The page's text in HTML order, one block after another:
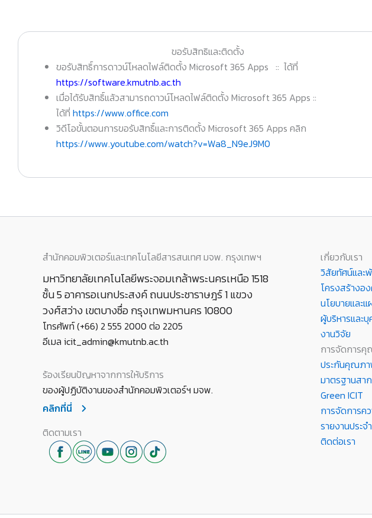
ขอรับสิทธิและติดตั้ง
ขอรับสิทธิ์การดาวน์โหลดไฟล์ติดตั้ง Microsoft 365 Apps :: ได้ที่
https://software.kmutnb.ac.th
เมื่อได้รับสิทธิ์แล้วสามารถดาวน์โหลดไฟล์ติดตั้ง Microsoft 365 Apps ::
ได้ที่ https://www.office.com
วิดีโอขั้นตอนการขอรับสิทธิ์และการติดตั้ง Microsoft 365 Apps คลิก
https://www.youtube.com/watch?v=Wa8_N9eJ9M0
สำนักคอมพิวเตอร์และเทคโนโลยีสารสนเทศ มจพ. กรุงเทพฯ
มหาวิทยาลัยเทคโนโลยีพระจอมเกล้าพระนครเหนือ 1518
ชั้น 5 อาคารอเนกประสงค์ ถนนประชาราษฎร์ 1 แขวง
วงศ์สว่าง เขตบางซื่อ กรุงเทพมหานคร 10800
โทรศัพท์ (+66) 2 555 2000 ต่อ 2205
อีเมล icit_admin@kmutnb.ac.th
ร้องเรียนปัญหาจากการให้บริการ
ของผู้ปฏิบัติงานของสำนักคอมพิวเตอร์ฯ มจพ.
คลิกที่นี่
ติดตามเรา
เกี่ยวกับเรา
วิสัยทัศน์และ
โครงสร้างอ
นโยบายและแ
ผู้บริหารและ
งานวิจัย
การจัดการ
ประกันคุณภ
มาตรฐานสา
Green ICIT
การจัดการค
รายงานประจ
ติดต่อเรา